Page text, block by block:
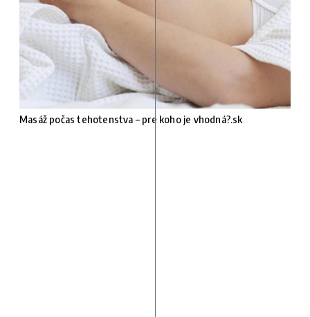
Masáž počas tehotenstva – pre koho je vhodná?.sk